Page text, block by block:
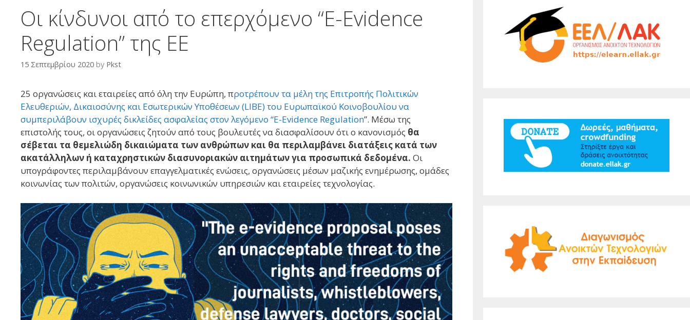
Οι κίνδυνοι από το επερχόμενο “E-Evidence
Regulation” της ΕΕ
15 Σεπτεμβρίου 2020 by Pkst
25 οργανώσεις και εταιρείες από όλη την Ευρώπη, προτρέπουν τα μέλη της Επιτροπής Πολιτικών
Ελευθεριών, Δικαιοσύνης και Εσωτερικών Υποθέσεων (LIBE) του Ευρωπαϊκού Κοινοβουλίου να
συμπεριλάβουν ισχυρές δικλείδες ασφαλείας στον λεγόμενο “E-Evidence Regulation”. Μέσω της
επιστολής τους, οι οργανώσεις ζητούν από τους βουλευτές να διασφαλίσουν ότι ο κανονισμός θα
σέβεται τα θεμελιώδη δικαιώματα των ανθρώπων και θα περιλαμβάνει διατάξεις κατά των
ακατάλληλων ή καταχρηστικών διασυνοριακών αιτημάτων για προσωπικά δεδομένα. Οι
υπογράφοντες περιλαμβάνουν επαγγελματικές ενώσεις, οργανώσεις μέσων μαζικής ενημέρωσης, ομάδες
κοινωνίας των πολιτών, οργανώσεις κοινωνικών υπηρεσιών και εταιρείες τεχνολογίας.